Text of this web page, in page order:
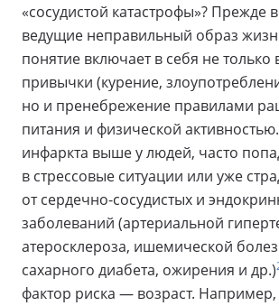
«сосудистой катастрофы»? Прежде
ведущие неправильный образ
понятие включает в себя не только
привычки (курение,
но и пренебрежение правилами
питания и физической
инфаркта выше у людей, часто
в стрессовые ситуации или уже
от сердечно-сосудистых и
заболеваний (артериальной
атеросклероза, ишемической
сахарного диабета, ожирения и др.)
фактор риска — возраст. Например,